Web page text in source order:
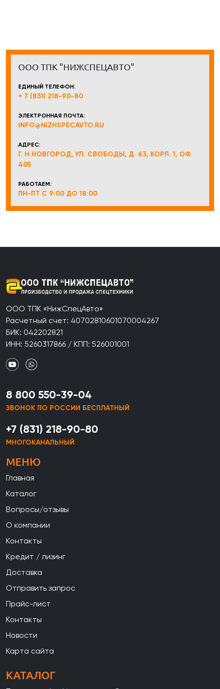
ООО ТПК "НИЖСПЕЦАВТО"
ЕДИНЫЙ ТЕЛЕФОН:
+ 7 (831) 218-90-80
ЭЛЕКТРОННАЯ ПОЧТА:
INFO@NIZHSPECAVTO.RU
АДРЕС:
Г. Н.НОВГОРОД, УЛ. СВОБОДЫ, Д. 63, КОРП. 1, ОФ.
405
РАБОТАЕМ:
ПН-ПТ С 9:00 ДО 18:00
ООО ТПК «НижСпецАвто»
Расчетный счет: 40702810601070004267
БИК: 042202821
ИНН: 5260317866 / КПП: 526001001
8 800 550-39-04
ЗВОНОК ПО РОССИИ БЕСПЛАТНЫЙ
+7 (831) 218-90-80
МНОГОКАНАЛЬНЫЙ
МЕНЮ
Главная
Каталог
Вопросы/отзывы
О компании
Контакты
Кредит / лизинг
Доставка
Отправить запрос
Прайс-лист
Контакты
Новости
Карта сайта
КАТАЛОГ